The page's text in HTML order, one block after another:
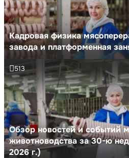
Кадровая физика
завода и платформенная
Обзор новостей и событий
животноводства за 30-ю
2026 г.)
513